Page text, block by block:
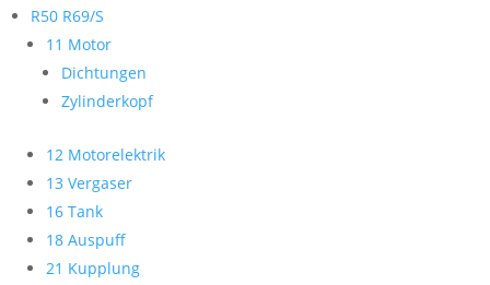
R50 R69/S
11 Motor
Dichtungen
Zylinderkopf
12 Motorelektrik
13 Vergaser
16 Tank
18 Auspuff
21 Kupplung